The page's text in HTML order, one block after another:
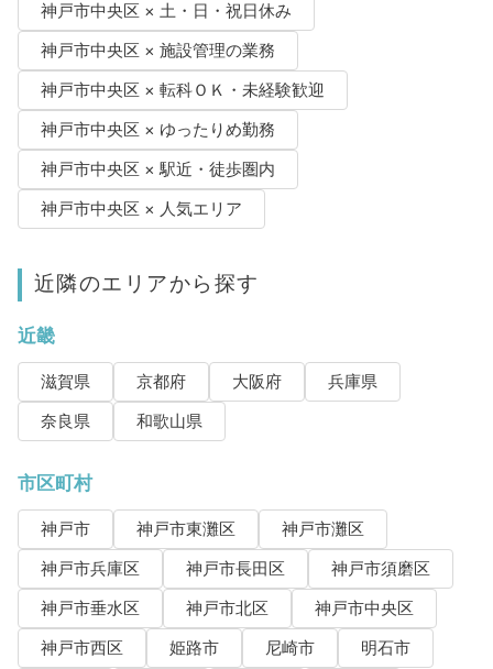
神戸市中央区 × 土・日・祝日休み
神戸市中央区 × 施設管理の業務
神戸市中央区 × 転科ＯＫ・未経験歓迎
神戸市中央区 × ゆったりめ勤務
神戸市中央区 × 駅近・徒歩圏内
神戸市中央区 × 人気エリア
近隣のエリアから探す
近畿
滋賀県 京都府 大阪府
兵庫県
奈良県
和歌山県
市区町村
神戸市 神戸市東灘区
神戸市灘区
神戸市兵庫区
神戸市長田区
神戸市須磨区
神戸市垂水区
神戸市北区
神戸市中央区
神戸市西区
姫路市 尼崎市
明石市